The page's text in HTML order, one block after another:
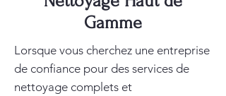
Gamme
Lorsque vous cherchez une entreprise
de confiance pour des services de
nettoyage complets et